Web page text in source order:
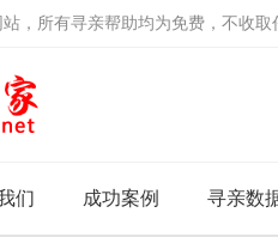
，所有寻亲帮助均为免费，不收取
们 成功案例 寻亲数